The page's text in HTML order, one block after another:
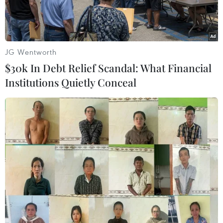
hai người ngồi trên xe ôtô chết tại chỗ, ba người bị
thương nặng.
Hiện trường vụ tai nạn khiến hai người chết, ba người bị
thương. (Ảnh: TTXVN phát)
Theo thông tin ban đầu từ Phòng Cảnh sát giao
thông (Công an tỉnh Thái Bình), vào lúc 22 giờ
JG Wentworth
$30k In Debt Relief Scandal: What Financial
Institutions Quietly Conceal